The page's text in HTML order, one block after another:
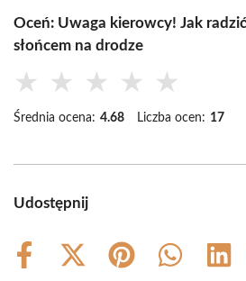
Oceń: Uwaga kierowcy! Jak
słońcem na drodze
★ ★ ★ ★ ★
Średnia ocena: 4.68 Liczba ocen: 17
Udostępnij
Share
Share
Share
Share
Share